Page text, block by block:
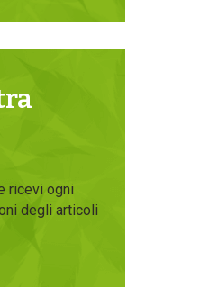
ricevi ogni
degli articoli